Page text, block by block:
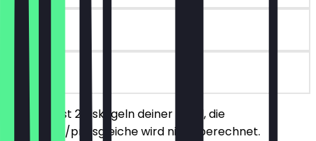
90 Tage
vor Ort
Du bestellst 2 Eiskugeln deiner Wahl, die
günstigere/preisgleiche wird nicht berechnet.